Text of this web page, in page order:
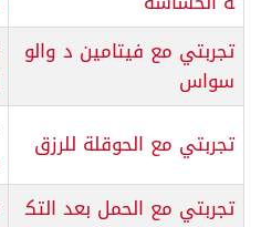
تجربتي مع فيتامين د والو
سواس
تجربتي مع الحوقلة للرزق
تجربتي مع الحمل بعد التك